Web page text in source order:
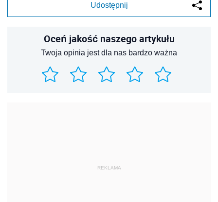
Udostępnij
Oceń jakość naszego artykułu
Twoja opinia jest dla nas bardzo ważna
REKLAMA